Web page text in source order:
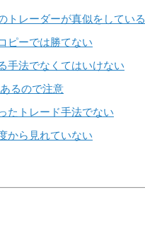
トレーダーが真似をしている
ピーでは勝てない
手法でなくてはいけない
るので注意
たトレード手法でない
から見れていない